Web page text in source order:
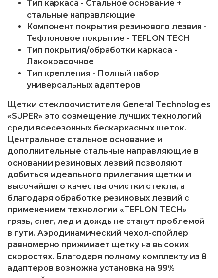
Тип каркаса - Стальное основание +
стальные направляющие
Компонент покрытия резинового лезвия -
Тефлоновое покрытие - TEFLON TECH
Тип покрытия/обработки каркаса -
Лакокрасочное
Тип крепления - Полный набор
универсальных адаптеров
Щетки стеклоочистителя General Technologies
«SUPER» это совмещение лучших технологий
среди всесезонных бескаркасных щеток.
Центральное стальное основание и
дополнительные стальные направляющие в
основании резиновых лезвий позволяют
добиться идеального прилегания щетки и
высочайшего качества очистки стекла, а
благодаря обработке резиновых лезвий с
применением технологии «TEFLON TECH»
грязь, снег, лед и дождь не станут проблемой
в пути. Аэродинамический чехол-спойлер
равномерно прижимает щетку на высоких
скоростях. Благодаря полному комплекту из 8
адаптеров возможна установка на 99%